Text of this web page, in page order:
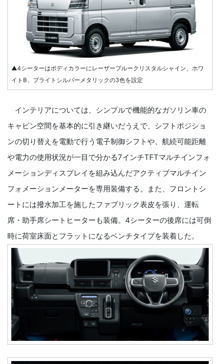
▲4シーターはボディカラーにレーザーブルークリスタルシャイン、ホワ
イトB、ブライトシルバーメタリックの3色を設定
インテリアについては、シンプルで機能的なガソリン車の
キャビン空間を基本的に引き継いだうえで、シフトポジショ
ンの切り替えを電動で行う電子制御シフトや、航続可能距離
や電力の使用状況が一目で分かる7インチTFTマルチインフォ
メーションディスプレイを組み込んだアクティブマルチイン
フォメーションメーターを専用装備する。また、フロントシ
ートには撥水加工を施したファブリック表皮を張り、運転
席・助手席シートヒーターも装備。4シーターの後席には可倒
時に荷室床面とフラットになるベンチタイプを装着した。